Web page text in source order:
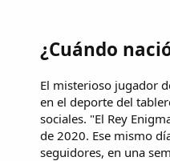
¿Cuándo
El misterioso jugador
en el deporte del
sociales. "El Rey
de 2020. Ese mismo
seguidores, en una